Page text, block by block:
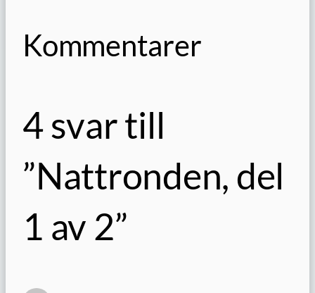
Kommentarer
4 svar till
”Nattronden, del
1 av 2”